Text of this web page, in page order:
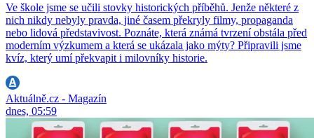
Ve škole jsme se učili stovky historických příběhů. Jenže některé z
nich nikdy nebyly pravda, jiné časem překryly filmy, propaganda
nebo lidová představivost. Poznáte, která známá tvrzení obstála před
moderním výzkumem a která se ukázala jako mýty? Připravili jsme
kvíz, který umí překvapit i milovníky historie.
Aktuálně.cz - Magazín
dnes, 05:59